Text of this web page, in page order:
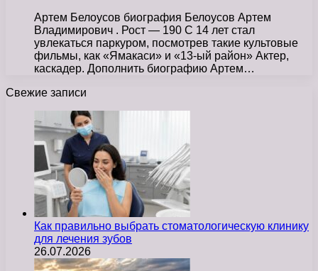
Артем Белоусов биография Белоусов Артем
Владимирович . Рост — 190 С 14 лет стал
увлекаться паркуром, посмотрев такие культовые
фильмы, как «Ямакаси» и «13-ый район» Актер,
каскадер. Дополнить биографию Артем…
Свежие записи
Как правильно выбрать стоматологическую клинику
для лечения зубов
26.07.2026